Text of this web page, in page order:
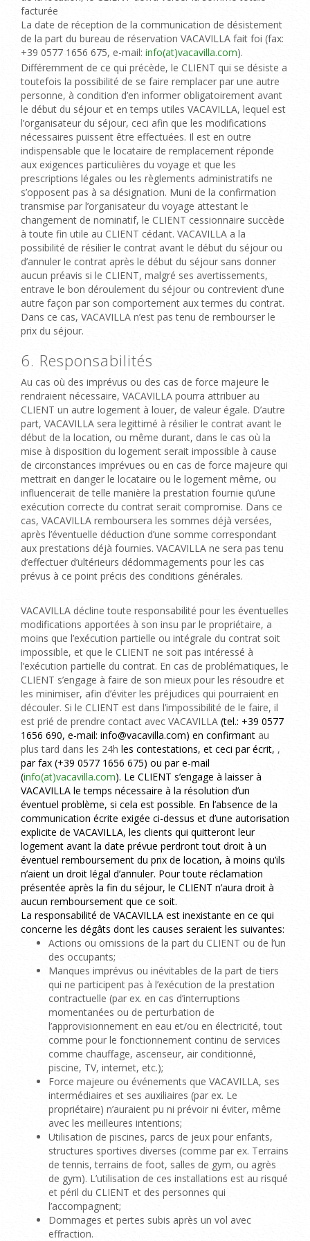
facturée
La date de réception de la communication de désistement
de la part du bureau de réservation VACAVILLA fait foi (fax:
+39 0577 1656 675, e-mail: info(at)vacavilla.com).
Différemment de ce qui précède, le CLIENT qui se désiste a
toutefois la possibilité de se faire remplacer par une autre
personne, à condition d’en informer obligatoirement avant
le début du séjour et en temps utiles VACAVILLA, lequel est
l’organisateur du séjour, ceci afin que les modifications
nécessaires puissent être effectuées. Il est en outre
indispensable que le locataire de remplacement réponde
aux exigences particulières du voyage et que les
prescriptions légales ou les règlements administratifs ne
s’opposent pas à sa désignation. Muni de la confirmation
transmise par l’organisateur du voyage attestant le
changement de nominatif, le CLIENT cessionnaire succède
à toute fin utile au CLIENT cédant. VACAVILLA a la
possibilité de résilier le contrat avant le début du séjour ou
d’annuler le contrat après le début du séjour sans donner
aucun préavis si le CLIENT, malgré ses avertissements,
entrave le bon déroulement du séjour ou contrevient d’une
autre façon par son comportement aux termes du contrat.
Dans ce cas, VACAVILLA n’est pas tenu de rembourser le
prix du séjour.
6. Responsabilités
Au cas où des imprévus ou des cas de force majeure le
rendraient nécessaire, VACAVILLA pourra attribuer au
CLIENT un autre logement à louer, de valeur égale. D’autre
part, VACAVILLA sera legittimé à résilier le contrat avant le
début de la location, ou même durant, dans le cas où la
mise à disposition du logement serait impossible à cause
de circonstances imprévues ou en cas de force majeure qui
mettrait en danger le locataire ou le logement même, ou
influencerait de telle manière la prestation fournie qu’une
exécution correcte du contrat serait compromise. Dans ce
cas, VACAVILLA remboursera les sommes déjà versées,
après l’éventuelle déduction d’une somme correspondant
aux prestations déjà fournies. VACAVILLA ne sera pas tenu
d’effectuer d’ultérieurs dédommagements pour les cas
prévus à ce point précis des conditions générales.
VACAVILLA décline toute responsabilité pour les éventuelles
modifications apportées à son insu par le propriétaire, a
moins que l’exécution partielle ou intégrale du contrat soit
impossible, et que le CLIENT ne soit pas intéressé à
l’exécution partielle du contrat. En cas de problématiques, le
CLIENT s’engage à faire de son mieux pour les résoudre et
les minimiser, afin d’éviter les préjudices qui pourraient en
découler. Si le CLIENT est dans l’impossibilité de le faire, il
est prié de prendre contact avec VACAVILLA (tel.: +39 0577
1656 690, e-mail: info@vacavilla.com) en confirmant au
plus tard dans les 24h les contestations, et ceci par écrit, ,
par fax (+39 0577 1656 675) ou par e-mail
(info(at)vacavilla.com). Le CLIENT s’engage à laisser à
VACAVILLA le temps nécessaire à la résolution d’un
éventuel problème, si cela est possible. En l’absence de la
communication écrite exigée ci-dessus et d’une autorisation
explicite de VACAVILLA, les clients qui quitteront leur
logement avant la date prévue perdront tout droit à un
éventuel remboursement du prix de location, à moins qu’ils
n’aient un droit légal d’annuler. Pour toute réclamation
présentée après la fin du séjour, le CLIENT n’aura droit à
aucun remboursement que ce soit.
La responsabilité de VACAVILLA est inexistante en ce qui
concerne les dégâts dont les causes seraient les suivantes:
Actions ou omissions de la part du CLIENT ou de l’un
des occupants;
Manques imprévus ou inévitables de la part de tiers
qui ne participent pas à l’exécution de la prestation
contractuelle (par ex. en cas d’interruptions
momentanées ou de perturbation de
l’approvisionnement en eau et/ou en électricité, tout
comme pour le fonctionnement continu de services
comme chauffage, ascenseur, air conditionné,
piscine, TV, internet, etc.);
Force majeure ou événements que VACAVILLA, ses
intermédiaires et ses auxiliaires (par ex. Le
propriétaire) n’auraient pu ni prévoir ni éviter, même
avec les meilleures intentions;
Utilisation de piscines, parcs de jeux pour enfants,
structures sportives diverses (comme par ex. Terrains
de tennis, terrains de foot, salles de gym, ou agrès
de gym). L’utilisation de ces installations est au risqué
et péril du CLIENT et des personnes qui
l’accompagnent;
Dommages et pertes subis après un vol avec
effraction.